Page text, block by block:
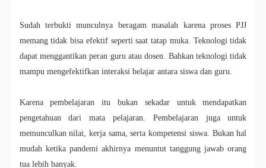
Sudah terbukti munculnya beragam masalah karena proses PJJ
memang tidak bisa efektif seperti saat tatap muka. Teknologi tidak
dapat menggantikan peran guru atau dosen. Bahkan teknologi tidak
mampu mengefektifkan interaksi belajar antara siswa dan guru.
Karena pembelajaran itu bukan sekadar untuk mendapatkan
pengetahuan dari mata pelajaran. Pembelajaran juga untuk
memunculkan nilai, kerja sama, serta kompetensi siswa. Bukan hal
mudah ketika pandemi akhirnya menuntut tanggung jawab orang
tua lebih banyak.